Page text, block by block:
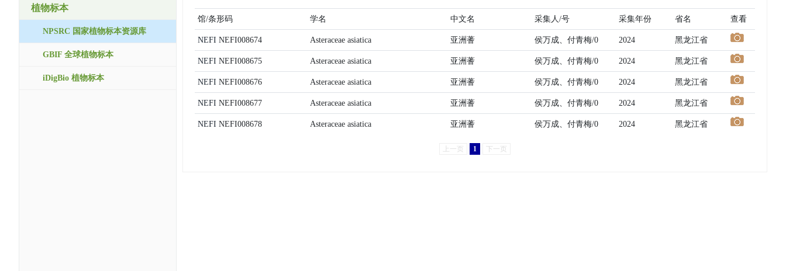
植物标本
NPSRC 国家植物标本资源库
GBIF 全球植物标本
iDigBio 植物标本
馆/条形码 学名 中文名 采集人/号 采集年份 省名 查看
NEFI NEFI008674 Asteraceae asiatica 亚洲蓍 侯万成、付青梅/0 2024 黑龙江省
NEFI NEFI008675 Asteraceae asiatica 亚洲蓍 侯万成、付青梅/0 2024 黑龙江省
NEFI NEFI008676 Asteraceae asiatica 亚洲蓍 侯万成、付青梅/0 2024 黑龙江省
NEFI NEFI008677 Asteraceae asiatica 亚洲蓍 侯万成、付青梅/0 2024 黑龙江省
NEFI NEFI008678 Asteraceae asiatica 亚洲蓍 侯万成、付青梅/0 2024 黑龙江省
上一页 1 下一页